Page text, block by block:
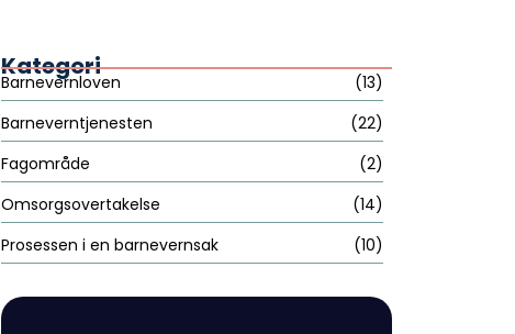
Kategori
Barnevernloven
(13)
Barneverntjenesten
(22)
Fagområde
(2)
Omsorgsovertakelse
(14)
Prosessen i en barnevernsak
(10)